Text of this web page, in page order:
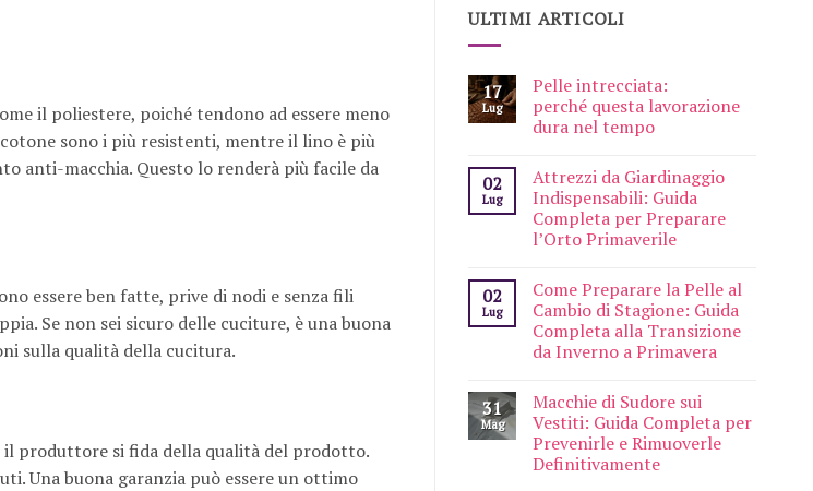
il poliestere, poiché tendono ad essere meno
sono i più resistenti, mentre il lino è più
anti-macchia. Questo lo renderà più facile da
essere ben fatte, prive di nodi e senza fili
Se non sei sicuro delle cuciture, è una buona
sulla qualità della cucitura.
produttore si fida della qualità del prodotto.
Una buona garanzia può essere un ottimo
ULTIMI ARTICOLI
17
Lug
Pelle intrecciata:
perché questa lavorazione
dura nel tempo
02
Lug
Attrezzi da Giardinaggio
Indispensabili: Guida
Completa per Preparare
l’Orto Primaverile
02
Lug
Come Preparare la Pelle al
Cambio di Stagione: Guida
Completa alla Transizione
da Inverno a Primavera
31
Mag
Macchie di Sudore sui
Vestiti: Guida Completa per
Prevenirle e Rimuoverle
Definitivamente